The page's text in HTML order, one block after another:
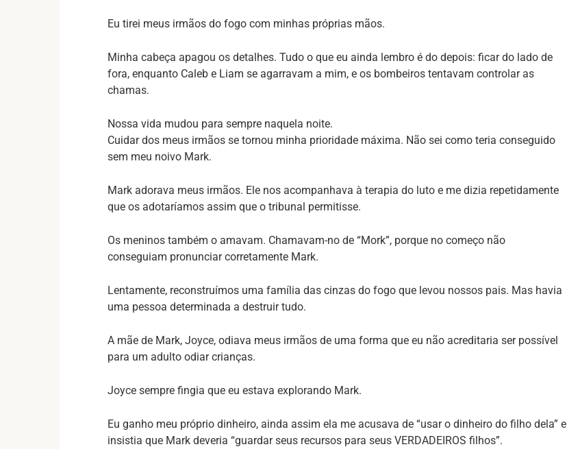
Eu tirei meus irmãos do fogo com minhas próprias mãos.
Minha cabeça apagou os detalhes. Tudo o que eu ainda lembro é do depois: ficar do lado de
fora, enquanto Caleb e Liam se agarravam a mim, e os bombeiros tentavam controlar as
chamas.
Nossa vida mudou para sempre naquela noite.
Cuidar dos meus irmãos se tornou minha prioridade máxima. Não sei como teria conseguido
sem meu noivo Mark.
Mark adorava meus irmãos. Ele nos acompanhava à terapia do luto e me dizia repetidamente
que os adotaríamos assim que o tribunal permitisse.
Os meninos também o amavam. Chamavam-no de “Mork”, porque no começo não
conseguiam pronunciar corretamente Mark.
Lentamente, reconstruímos uma família das cinzas do fogo que levou nossos pais. Mas havia
uma pessoa determinada a destruir tudo.
A mãe de Mark, Joyce, odiava meus irmãos de uma forma que eu não acreditaria ser possível
para um adulto odiar crianças.
Joyce sempre fingia que eu estava explorando Mark.
Eu ganho meu próprio dinheiro, ainda assim ela me acusava de “usar o dinheiro do filho dela” e
insistia que Mark deveria “guardar seus recursos para seus VERDADEIROS filhos”.